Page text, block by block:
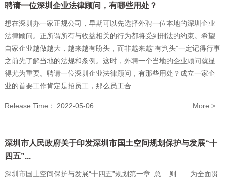
聘请一位深圳企业法律顾问，有哪些用处？
想在深圳办一家正规公司，早期可以先选择外聘一位本地的深圳企业
法律顾问。正所谓所有与收益相关的行为都将受到刑法的约束。希望
自家企业越做越大，越来越有盼头，而非越来越“有判头”一定记得行事
之前先了解当地的法规和条例。这时，外聘一个当地的企业顾问就显
得尤为重要。聘请一位深圳企业法律顾问，有那些用处？成立一家企
业的首要工作肯定是招员工，那么员工合...
Release Time： 2022-05-06 More >
深圳市人民政府关于印发深圳市国土空间规划保护与发展“十
四五”...
深圳市国土空间保护与发展“十四五”规划第一章 总 则 为全面贯